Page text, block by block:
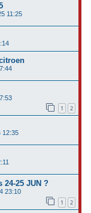
11:25
1 2
12:35
25 JUN ?
23:10
1 2